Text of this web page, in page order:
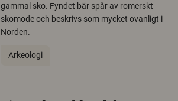
gammal sko. Fyndet bär spår av romerskt
skomode och beskrivs som mycket ovanligt i
Norden.
Arkeologi